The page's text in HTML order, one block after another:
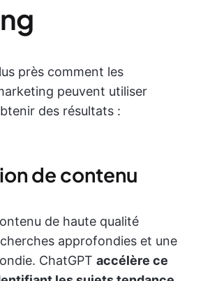
près comment les
peuvent utiliser
des résultats :
de contenu
de haute qualité
approfondies et une
ChatGPT accélère ce